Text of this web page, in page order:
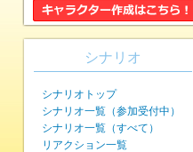
シナリオ
シナリオトップ
シナリオ一覧（参加受付中）
シナリオ一覧（すべて）
リアクション一覧